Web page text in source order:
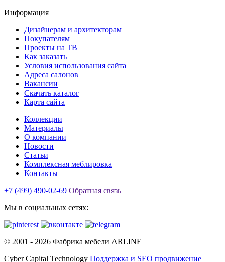
Информация
Дизайнерам и архитекторам
Покупателям
Проекты на ТВ
Как заказать
Условия использования сайта
Адреса салонов
Вакансии
Скачать каталог
Карта сайта
Коллекции
Материалы
О компании
Новости
Статьи
Комплексная меблировка
Контакты
+7 (499) 490-02-69 Обратная связь
Мы в социальных сетях:
© 2001 - 2026 Фабрика мебели ARLINE
Cyber Capital Technology Поддержка и SEO продвижение